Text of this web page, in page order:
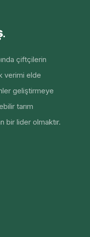
çiftçilerin
verimi elde
geliştirmeye
tarım
bir lider olmaktır.